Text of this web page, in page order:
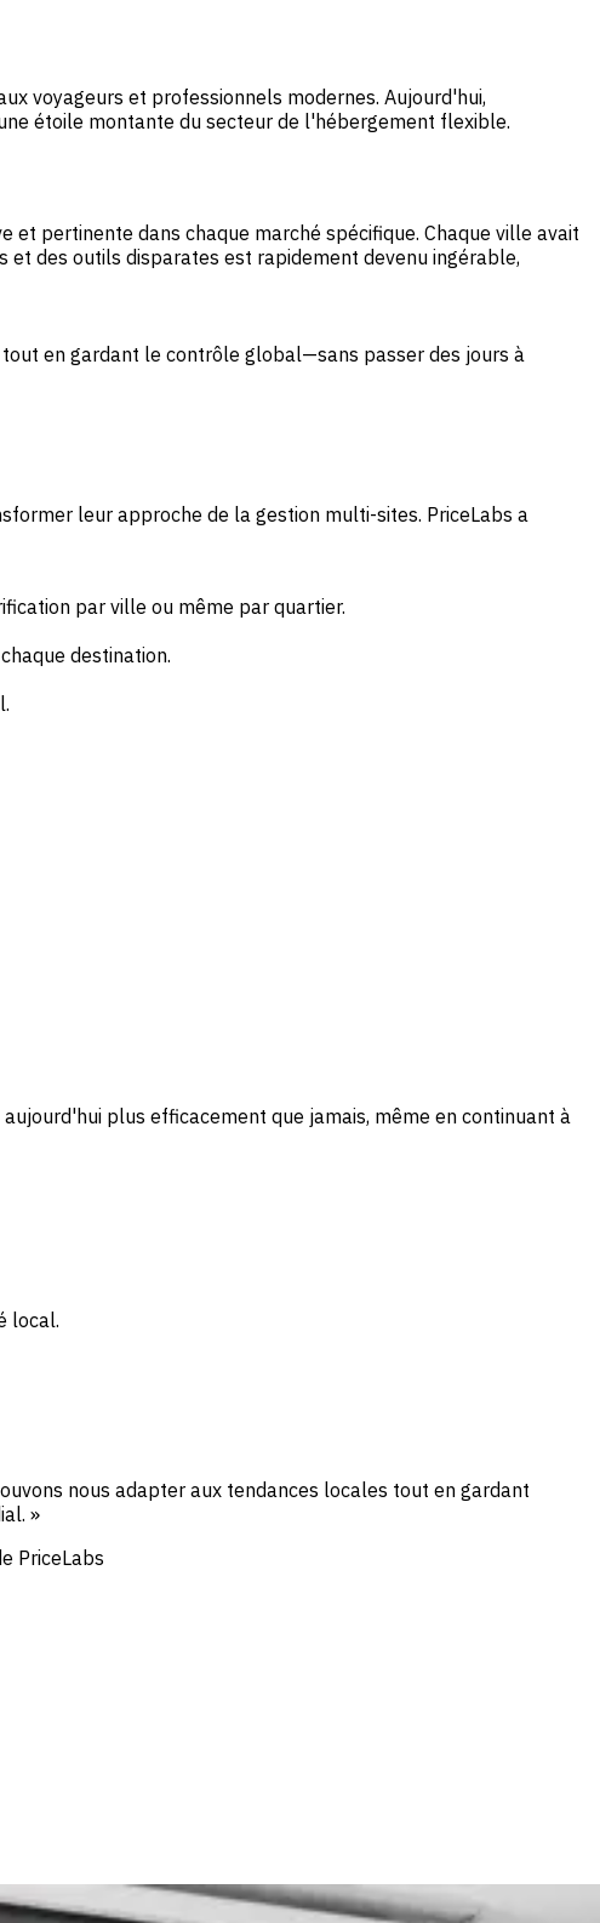
voyageurs et professionnels modernes. Aujourd'hui,
étoile montante du secteur de l'hébergement flexible.
pertinente dans chaque marché spécifique. Chaque ville avait
des outils disparates est rapidement devenu ingérable,
en gardant le contrôle global—sans passer des jours à
leur approche de la gestion multi-sites. PriceLabs a
par ville ou même par quartier.
destination.
plus efficacement que jamais, même en continuant à
local.
nous adapter aux tendances locales tout en gardant
»
PriceLabs